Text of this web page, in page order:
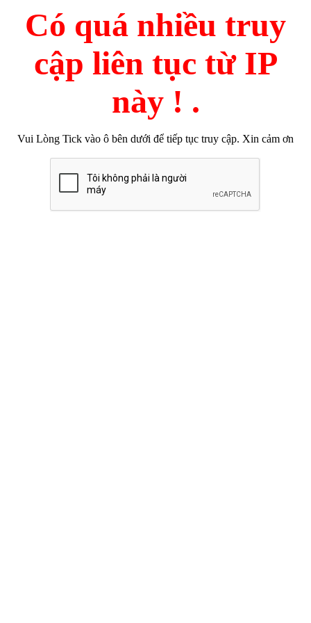
Có quá nhiều truy
cập liên tục từ IP
này ! .
Vui Lòng Tick vào ô bên dưới để tiếp tục truy cập. Xin cảm ơn